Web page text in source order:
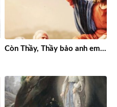
Còn Thầy, Thầy bảo anh em…